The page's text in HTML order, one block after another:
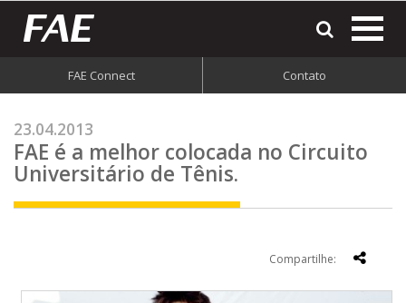
FAE Connect Contato
23.04.2013
FAE é a melhor colocada no Circuito
Universitário de Tênis.
Compartilhe: